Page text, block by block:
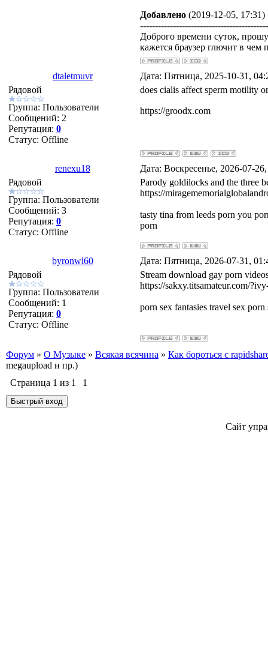
Добавлено (2019-12-05, 17:31)
Доброго времени суток,
кажется браузер глючит в чем
dtaletmuvr
Дата: Пятница, 2025-10-31,
Рядовой
Группа: Пользователи
Сообщений: 2
Репутация: 0
Статус: Offline
does cialis affect sperm motility
https://groodx.com
renexu18
Дата: Воскресенье, 2026-07-
Рядовой
Группа: Пользователи
Сообщений: 3
Репутация: 0
Статус: Offline
Parody goldilocks and the three
https://
tasty tina from leeds porn you
porn
byronwl60
Дата: Пятница, 2026-07-31,
Рядовой
Группа: Пользователи
Сообщений: 1
Репутация: 0
Статус: Offline
Stream download gay porn
https://sakxy.titsamateur.com/
porn sex fantasies travel sex
Форум » О Музыке » Всякая всячина » Как бороться с
megaupload и пр.)
Страница 1 из 1 1
Сайт